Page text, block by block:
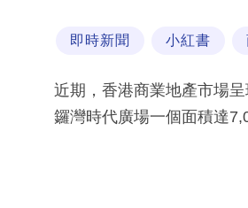
即時新聞 小紅書
近期，香港商業地產市場
鑼灣時代廣場一個面積達